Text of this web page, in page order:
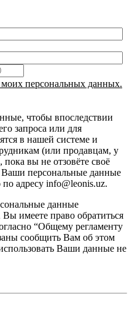
моих персональных данных.
чтобы впоследствии
запроса или для
в нашей системе и
(или продавцам, у
пока вы не отзовёте своё
Ваши персональные данные
адресу info@leonis.uz.
данные
имеете право обратиться
“Общему регламенту
сообщить Вам об этом
Ваши данные не